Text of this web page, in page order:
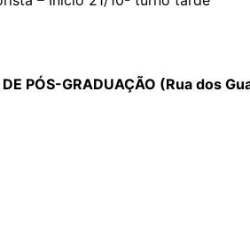
DE PÓS-GRADUAÇÃO (Rua dos